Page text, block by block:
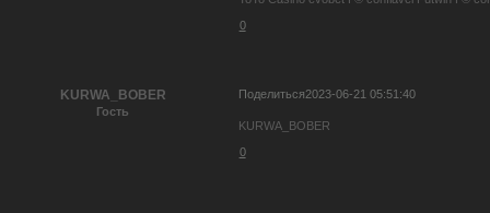
0
Поделиться2023-06-21 05:51:40
KURWA_BOBER
Гость
KURWA_BOBER
0